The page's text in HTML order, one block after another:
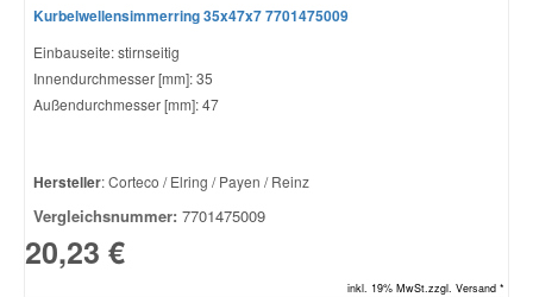
Kurbelwellensimmerring 35x47x7 7701475009
Einbauseite: stirnseitig
Innendurchmesser [mm]: 35
Außendurchmesser [mm]: 47
Hersteller: Corteco / Elring / Payen / Reinz
Vergleichsnummer: 7701475009
20,23 €
inkl. 19% MwSt.zzgl. Versand *